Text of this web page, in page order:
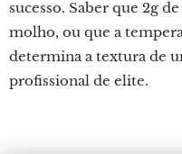
sucesso. Saber que 2g
molho, ou que a
determina a textura de
profissional de elite.